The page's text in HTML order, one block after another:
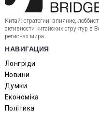
Китай: стратегии, влияние,
активности китайских структур в
регионах мира.
НАВИГАЦИЯ
Лонгріди
Новини
Думки
Економіка
Політика